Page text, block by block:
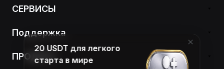
СЕРВИСЫ
Поддержка
ПРОДУКТ
20 USDT для легкого
старта в мире